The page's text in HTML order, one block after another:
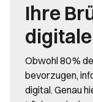
Ihre
Obwohl 80 %
bevorzugen,
digital. Genau